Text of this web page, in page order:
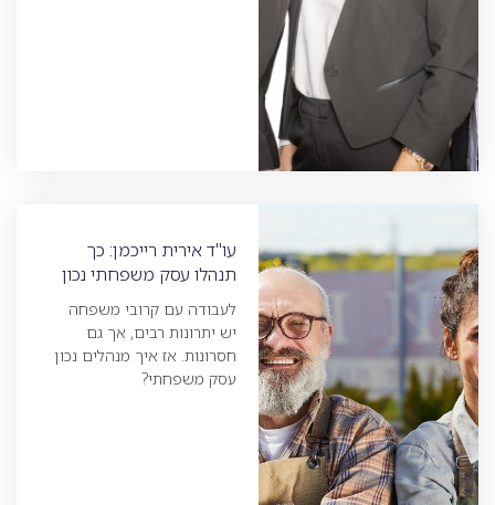
עו"ד אירית רייכמן: כך
תנהלו עסק משפחתי נכון
לעבודה עם קרובי משפחה
יש יתרונות רבים, אך גם
חסרונות. אז איך מנהלים נכון
עסק משפחתי?